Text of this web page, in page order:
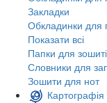
Закладки
Обкладинки для
Показати всі
Папки для
Словники для
Зошити для нот
Картографія